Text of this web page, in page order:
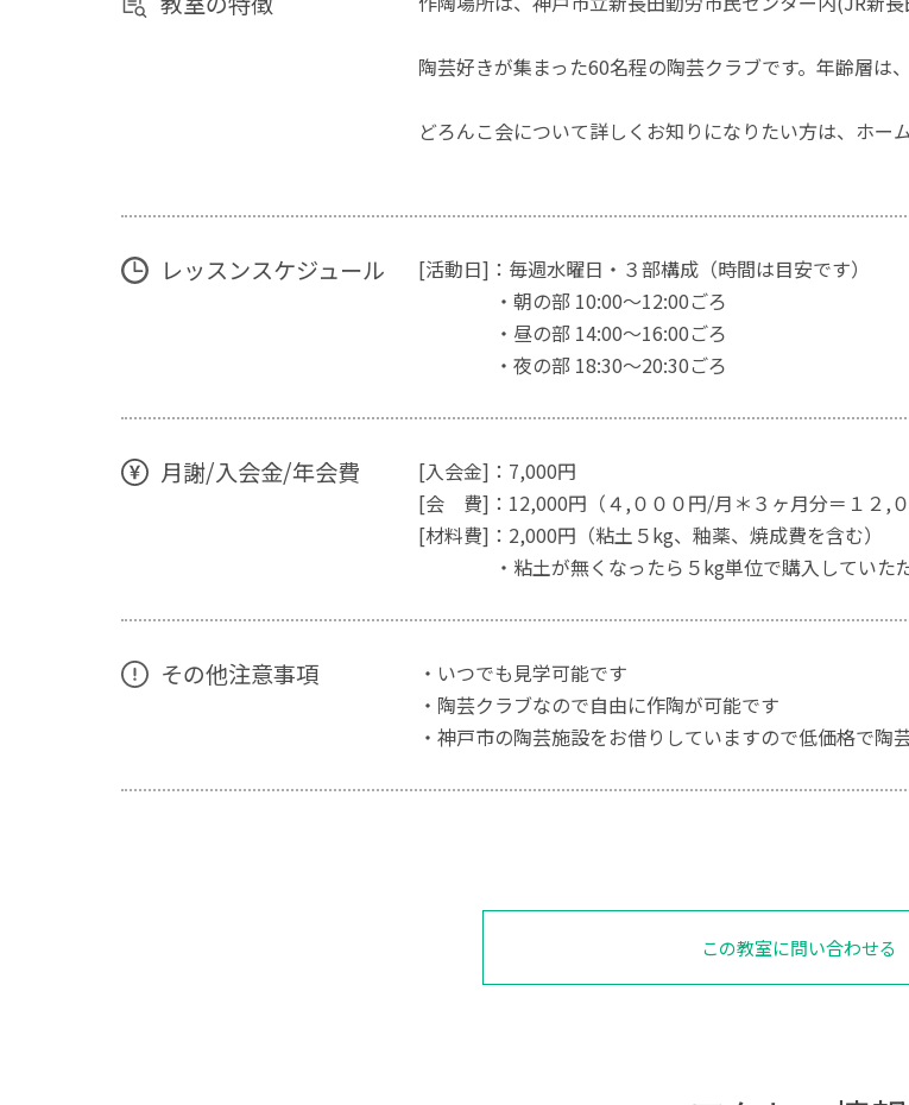
陶芸好きが集まった60名程の陶芸クラブです。年齢層は
どろんこ会について詳しくお知りになりたい方は、ホー
レッスンスケジュール
[活動日]：毎週水曜日・３部構成（時間は目安です）
・朝の部 10:00～12:00ごろ
・昼の部 14:00～16:00ごろ
・夜の部 18:30～20:30ごろ
月謝/入会金/年会費
[入会金]：7,000円
[会 費]：12,000円（４,０００円/月＊３ヶ月分＝１２,０
[材料費]：2,000円（粘土５kg、釉薬、焼成費を含む）
・粘土が無くなったら５kg単位で購入していただ
その他注意事項
・いつでも見学可能です
・陶芸クラブなので自由に作陶が可能です
・神戸市の陶芸施設をお借りしていますので低価格で陶
この教室に問い合わせる